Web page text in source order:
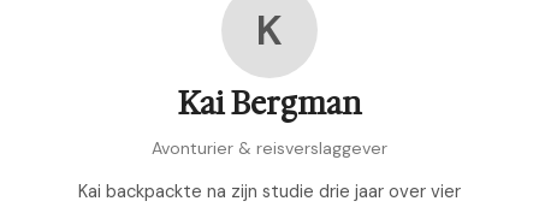
K
Kai Bergman
Avonturier & reisverslaggever
Kai backpackte na zijn studie drie jaar over vier